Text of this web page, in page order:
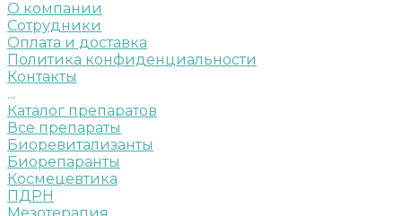
О компании
Сотрудники
Оплата и доставка
Политика конфиденциальности
Контакты
...
Каталог препаратов
Все препараты
Биоревитализанты
Биорепаранты
Космецевтика
ПДРН